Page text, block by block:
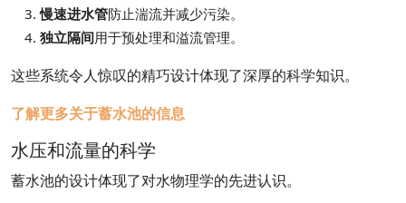
慢速进水管防止湍流并减少污染。
独立隔间用于预处理和溢流管理。
这些系统令人惊叹的精巧设计体现了深厚的科学知识。
了解更多关于蓄水池的信息
水压和流量的科学
蓄水池的设计体现了对水物理学的先进认识。